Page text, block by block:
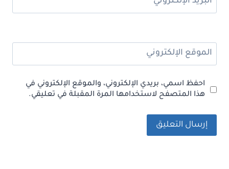
الموقع الإلكتروني
احفظ اسمي، بريدي الإلكتروني، والموقع الإلكتروني في
هذا المتصفح لاستخدامها المرة المقبلة في تعليقي.